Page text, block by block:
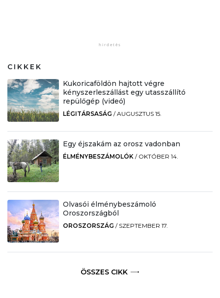
CIKKEK
Kukoricaföldön hajtott végre
kényszerleszállást egy utasszállító
repülőgép (videó)
LÉGITÁRSASÁG /AUGUSZTUS 15.
Egy éjszakám az orosz vadonban
ÉLMÉNYBESZÁMOLÓK / OKTÓBER 14.
Olvasói élménybeszámoló
Oroszországból
OROSZORSZÁG / SZEPTEMBER 17.
ÖSSZES CIKK